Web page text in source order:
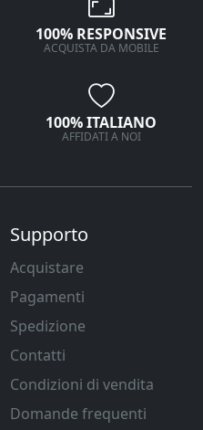
100% RESPONSIVE
ACQUISTA DA MOBILE
100% ITALIANO
AFFIDATI A NOI
Supporto
Acquistare
Pagamenti
Spedizione
Contatti
Condizioni di vendita
Domande frequenti